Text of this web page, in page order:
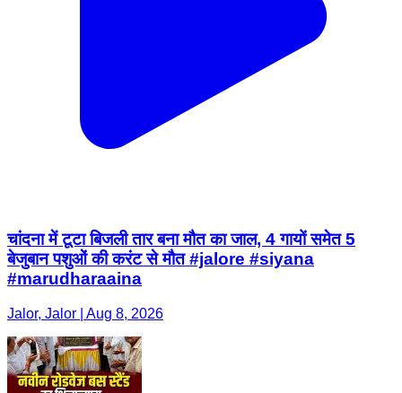
चांदना में टूटा बिजली तार बना मौत का जाल, 4 गायों समेत 5
बेजुबान पशुओं की करंट से मौत #jalore #siyana
#marudharaaina
Jalor, Jalor | Aug 8, 2026